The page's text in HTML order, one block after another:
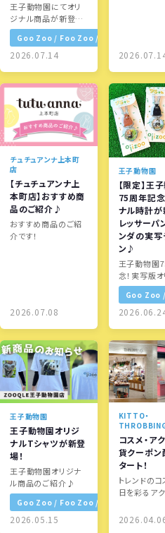
王子動物園にてオリ
ジナル商品が新登場
♪
Goo Zoo / Foo Zoo / ZOOQLE
2026.07.14
チュチュアンナ上本町
店
【チュチュアンナ上
本町店】おすすめ商
品のご紹介♪
おすすめ商品のご紹
介です！
2026.07.08
王子動物園
【限定】王
75周年記
ナル時計が
レッサーパ
ンダの実写
ン♪
王子動物園
念！実写版
カラビナ時
販売♪
Goo Zoo
王子動物園
王子動物園オリジ
ナルTシャツが新登
場！
王子動物園オリジナ
ル商品のご紹介♪
Goo Zoo / Foo Zoo / ZOOQLE
2026.05.15
KITTO・
コスメ・ア
貨クーポン
タート！
トレンドの
日を彩るア
など、気にな